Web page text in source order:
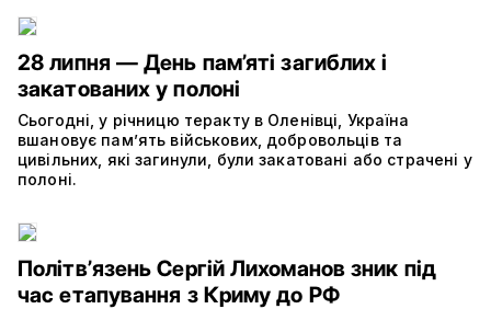
28 липня — День пам’яті загиблих і
закатованих у полоні
Сьогодні, у річницю теракту в Оленівці, Україна
вшановує пам’ять військових, добровольців та
цивільних, які загинули, були закатовані або страчені у
полоні.
Політвʼязень Сергій Лихоманов зник під
час етапування з Криму до РФ